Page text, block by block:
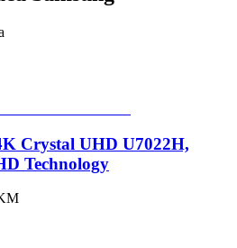
Crystal UHD U7022H,
Technology